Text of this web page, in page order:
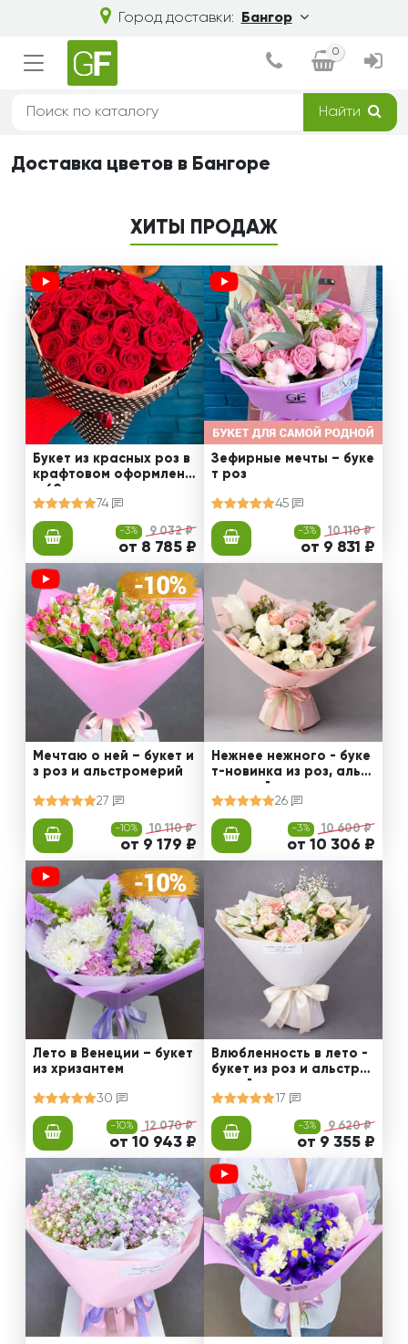
Город доставки: Бангор
0
Найти
Доставка цветов в Бангоре
ХИТЫ ПРОДАЖ
Букет из красных роз в
крафтовом оформлени
и 60 см
74
-3% 9 032 ₽
от 8 785 ₽
Зефирные мечты – буке
т роз
45
-3% 10 110 ₽
от 9 831 ₽
Мечтаю о ней – букет и
з роз и альстромерий
27
-10% 10 110 ₽
от 9 179 ₽
Нежнее нежного - буке
т-новинка из роз, альст
ромерий и калл
26
-3% 10 600 ₽
от 10 306 ₽
Лето в Венеции – букет
из хризантем
30
-10% 12 070 ₽
от 10 943 ₽
Влюбленность в лето -
букет из роз и альстро
мерий
17
-3% 9 620 ₽
от 9 355 ₽